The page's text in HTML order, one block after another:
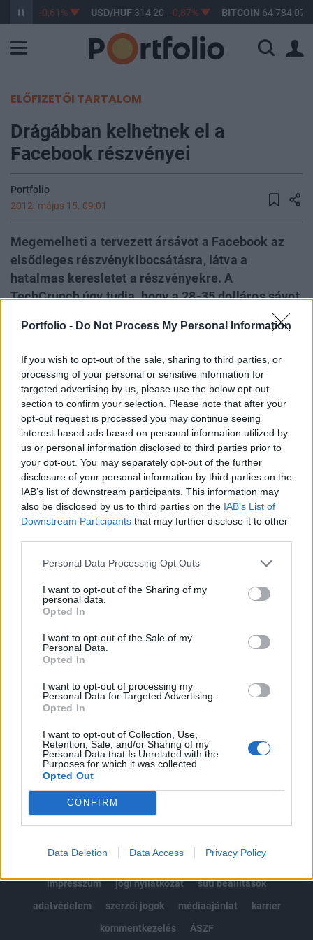
Portfolio - Do Not Process My Personal Information
If you wish to opt-out of the sale, sharing to third parties, or
processing of your personal or sensitive information for
targeted advertising by us, please use the below opt-out
section to confirm your selection. Please note that after your
opt-out request is processed you may continue seeing
interest-based ads based on personal information utilized by
us or personal information disclosed to third parties prior to
your opt-out. You may separately opt-out of the further
disclosure of your personal information by third parties on the
IAB’s list of downstream participants. This information may
also be disclosed by us to third parties on the IAB’s List of
Downstream Participants that may further disclose it to other
Personal Data Processing Opt Outs
I want to opt-out of the Sharing of my
personal data.
Opted In
I want to opt-out of the Sale of my
Personal Data.
Opted In
I want to opt-out of processing my
Personal Data for Targeted Advertising.
Opted In
I want to opt-out of Collection, Use,
Retention, Sale, and/or Sharing of my
Personal Data that Is Unrelated with the
Purposes for which it was collected.
Opted Out
CONFIRM
Data Deletion Data Access Privacy Policy
363,17 -0,61% USD/HUF314,20 -0,87% BITCOIN 64 784,07
ELŐFIZETŐI TARTALOM
Drágábban kelhetnek el a
Facebook részvényei
Portfolio
2012. május 15. 09:01
Megemelheti a tervezett ársávot a Facebook az
elsődleges részvénykibocsátásra, látva a
hatalmas keresletet a részvényekre. A
TechCrunch úgy tudja, hogy a 28-35 dolláros sávot
34-38 dollárra emelné a cég, ezzel pedig akár 103
milliárd dolláros piaci kapitalizáció is adódhat a
A Facebook részvénykibocsátásról, a tőzsdei közösségi
cégekről és a manapság trendinek számító technológiai
vállalatokról részletesen hallhatnak soron következő
rendezvényünkön:Kapcsolódó cikkünk2012.05.14Érdemes-
e Facebook részvényt venni? Ma este megtudhatod!Az erős
kereslet hatására megemelné a kibocsátásra tervezett
ársávot a Facebook: míg korábban 28-35...
KEDVES OLVASÓNK!
tartozik, melynek olvasása előfizetéses
regisztrációhoz kötött.
Az előfizetés a következőket tartalmazza:
Kötéslisták: BÉT elmúlt 2 év napon belüli
kötéslistái
Előfizetés
MÁR ELŐFIZETŐNK VAGY?BEJELENTKEZÉS
impresszum
jogi nyilatkozat
süti beállítások
adatvédelem
szerzői jogok médiaajánlat
karrier
kommentkezelés
ÁSZF